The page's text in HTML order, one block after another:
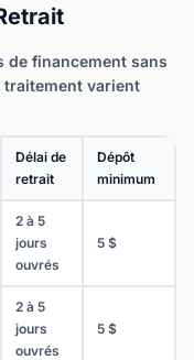
de financement sans
traitement varient
Délai de
retrait
Dépôt
minimum
2 à 5
jours
ouvrés
5 $
2 à 5
jours
ouvrés
5 $